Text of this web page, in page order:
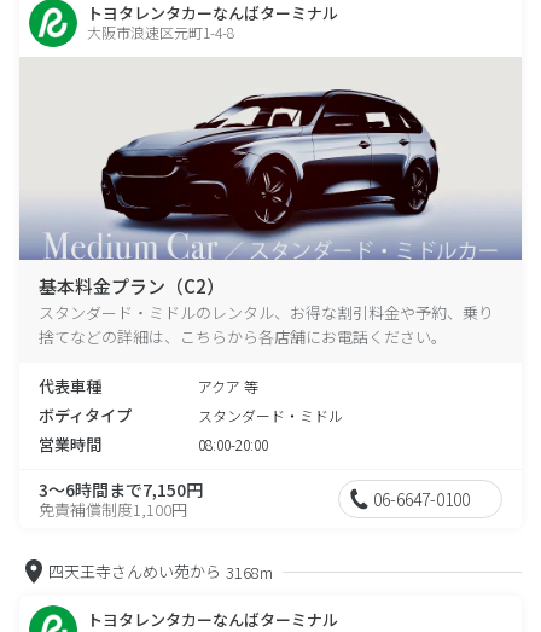
トヨタレンタカーなんばターミナル
大阪市浪速区元町1-4-8
基本料金プラン（C2）
スタンダード・ミドルのレンタル、お得な割引料金や予約、乗り
捨てなどの詳細は、こちらから各店舗にお電話ください。
代表車種 アクア 等
ボディタイプ スタンダード・ミドル
営業時間 08:00-20:00
3～6時間まで7,150円
免責補償制度1,100円 06-6647-0100
四天王寺さんめい苑から 3168m
トヨタレンタカーなんばターミナル